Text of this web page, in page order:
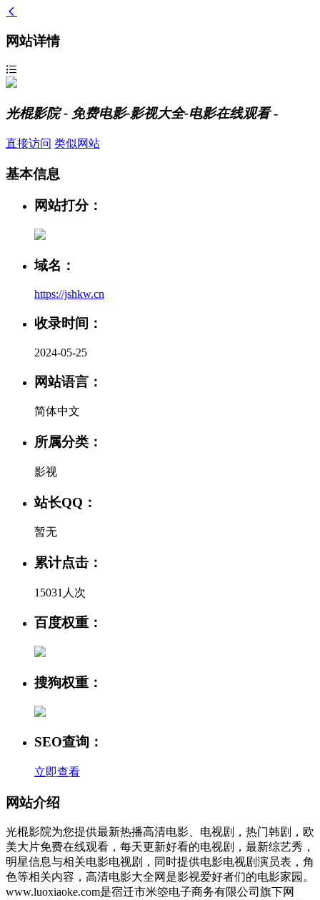
网站详情
光棍影院 - 免费电影-影视大全-电影在线观看-
直接访问 类似网站
基本信息
网站打分：
域名：
https://jshkw.cn
收录时间：
2024-05-25
网站语言：
简体中文
所属分类：
影视
站长QQ：
暂无
累计点击：
15031人次
百度权重：
搜狗权重：
SEO查询：
立即查看
网站介绍
光棍影院为您提供最新热播高清电影、电视剧，热门韩剧，欧
美大片免费在线观看，每天更新好看的电视剧，最新综艺秀，
明星信息与相关电影电视剧，同时提供电影电视剧演员表，角
色等相关内容，高清电影大全网是影视爱好者们的电影家园。
www.luoxiaoke.com是宿迁市米箜电子商务有限公司旗下网